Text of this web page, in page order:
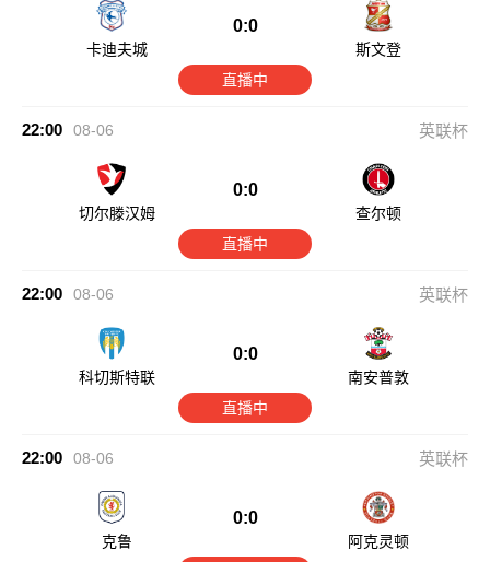
卡迪夫城
0:0
斯文登
直播中
22:00 08-06 英联杯
切尔滕汉姆
0:0
查尔顿
直播中
22:00 08-06 英联杯
科切斯特联
0:0
南安普敦
直播中
22:00 08-06 英联杯
克鲁
0:0
阿克灵顿